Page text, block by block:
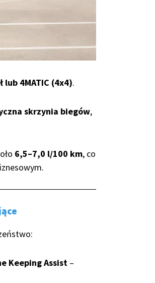
lub 4MATIC (4x4).
skrzynia biegów,
6,5–7,0 l/100 km, co
Keeping Assist –